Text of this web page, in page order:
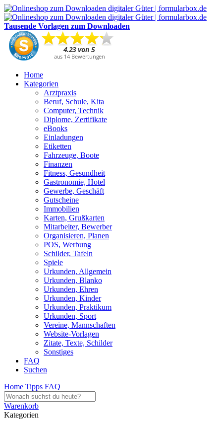
Tausende Vorlagen zum Downloaden
Home
Kategorien
Arztpraxis
Beruf, Schule, Kita
Computer, Technik
Diplome, Zertifikate
eBooks
Einladungen
Etiketten
Fahrzeuge, Boote
Finanzen
Fitness, Gesundheit
Gastronomie, Hotel
Gewerbe, Geschäft
Gutscheine
Immobilien
Karten, Grußkarten
Mitarbeiter, Bewerber
Organisieren, Planen
POS, Werbung
Schilder, Tafeln
Spiele
Urkunden, Allgemein
Urkunden, Blanko
Urkunden, Ehren
Urkunden, Kinder
Urkunden, Praktikum
Urkunden, Sport
Vereine, Mannschaften
Website-Vorlagen
Zitate, Texte, Schilder
Sonstiges
FAQ
Suchen
Home Tipps FAQ
Warenkorb
Kategorien